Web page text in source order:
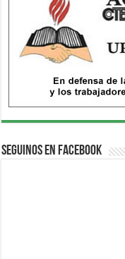
Seguinos en Facebook